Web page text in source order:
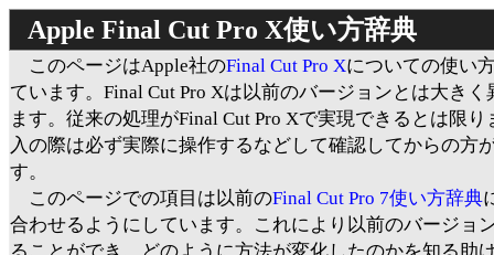
Apple Final Cut Pro X使い方辞典
このページはApple社のFinal Cut Pro Xについての使い
ています。Final Cut Pro Xは以前のバージョンとは大きく
ます。従来の処理がFinal Cut Pro Xで実現できるとは限り
入の際は必ず実際に操作するなどして確認してからの方
す。
このページでの項目は以前のFinal Cut Pro 7使い方辞典
合わせるようにしています。これにより以前のバージョ
ることができ、どのように方法が変化したのかを知る助